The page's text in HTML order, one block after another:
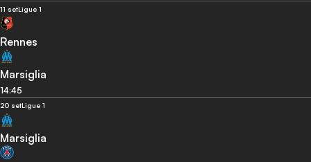
11 setLigue 1
Rennes
Marsiglia
14:45
20 setLigue 1
Marsiglia